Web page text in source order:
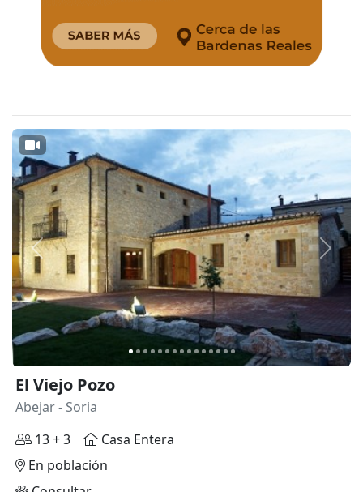
Anterior
El Viejo Pozo
Abejar- Soria
13 + 3
Casa Entera
En población